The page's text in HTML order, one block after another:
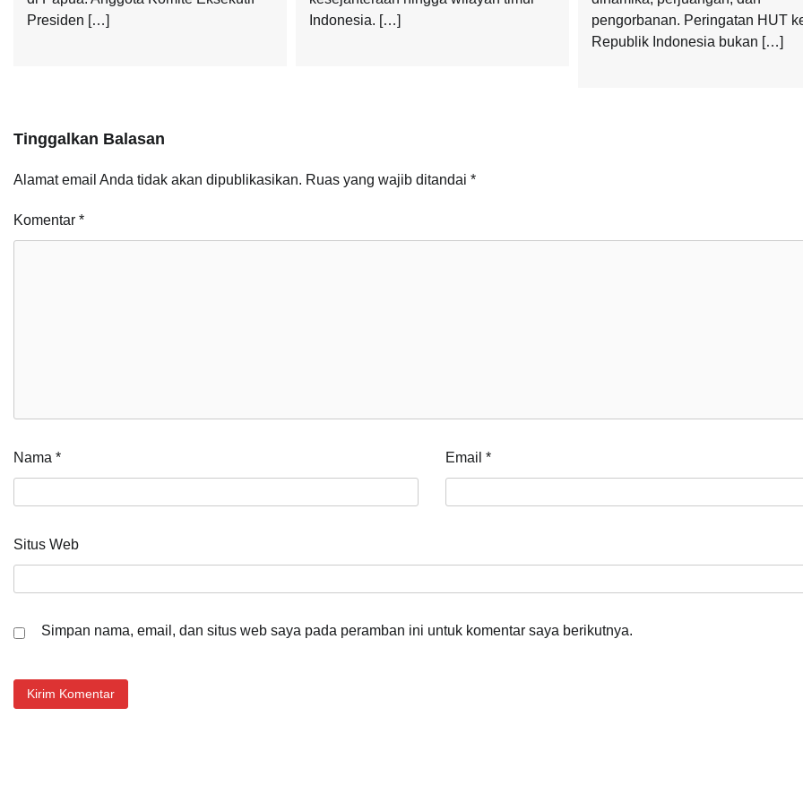
Presiden […]
Indonesia. […]
pengorbanan. Peringatan HUT
Republik Indonesia bukan […]
Tinggalkan Balasan
Alamat email Anda tidak akan dipublikasikan. Ruas yang wajib ditandai *
Komentar *
Nama * Email*
Situs Web
Simpan nama, email, dan situs web saya pada peramban ini untuk komentar saya berikutnya.